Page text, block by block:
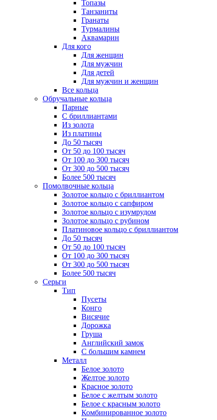
Топазы
Танзаниты
Гранаты
Турмалины
Аквамарин
Для кого
Для женщин
Для мужчин
Для детей
Для мужчин и женщин
Все кольца
Обручальные кольца
Парные
С бриллиантами
Из золота
Из платины
До 50 тысяч
От 50 до 100 тысяч
От 100 до 300 тысяч
От 300 до 500 тысяч
Более 500 тысяч
Помолвочные кольца
Золотое кольцо с бриллиантом
Золотое кольцо с сапфиром
Золотое кольцо с изумрудом
Золотое кольцо с рубином
Платиновое кольцо с бриллиантом
До 50 тысяч
От 50 до 100 тысяч
От 100 до 300 тысяч
От 300 до 500 тысяч
Более 500 тысяч
Серьги
Тип
Пусеты
Конго
Висячие
Дорожка
Груша
Английский замок
С большим камнем
Металл
Белое золото
Желтое золото
Красное золото
Белое с желтым золото
Белое с красным золото
Комбинированное золото